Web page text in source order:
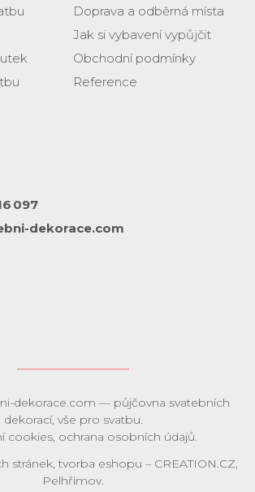
Doprava a odběrná místa
Jak si vybavení vypůjčit
Obchodní podmínky
Reference
097
dekorace.com
dekorace.com — půjčovna svatebních
dekorací, vše pro svatbu.
cookies, ochrana osobních údajů.
stránek tvorba eshopu – CREATION.CZ
Pelhřimov